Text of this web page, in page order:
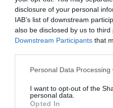
disclosure of your personal
IAB’s list of downstream
also be disclosed by us to third
Downstream Participants that
Personal Data Processing
I want to opt-out of the
personal data.
Opted In